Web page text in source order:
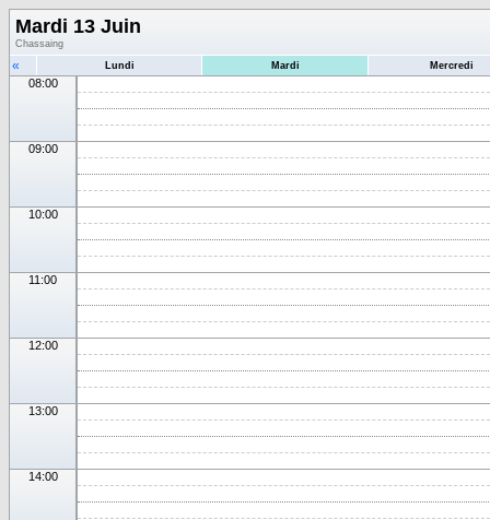
Mardi 13 Juin
Chassaing
« Lundi Mardi Mercredi
08:00
09:00
10:00
11:00
12:00
13:00
14:00